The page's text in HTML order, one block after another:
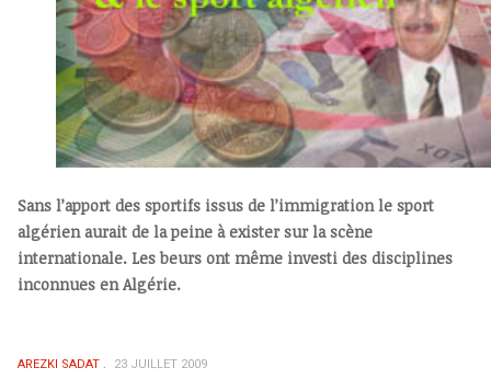
Sans l’apport des sportifs issus de l’immigration le sport
algérien aurait de la peine à exister sur la scène
internationale. Les beurs ont même investi des disciplines
inconnues en Algérie.
AREZKI SADAT 23 JUILLET 2009